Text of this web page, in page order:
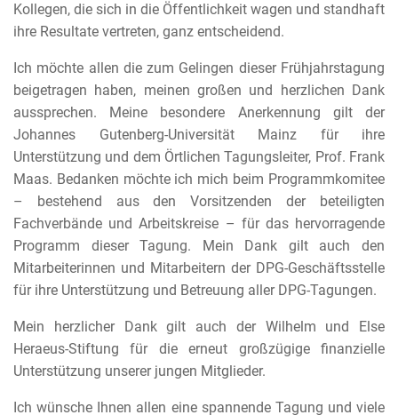
Kollegen, die sich in die Öffentlichkeit wagen und standhaft
ihre Resultate vertreten, ganz entscheidend.
Ich möchte allen die zum Gelingen dieser Frühjahrstagung
beigetragen haben, meinen großen und herzlichen Dank
aussprechen. Meine besondere Anerkennung gilt der
Johannes Gutenberg-Universität Mainz für ihre
Unterstützung und dem Örtlichen Tagungsleiter, Prof. Frank
Maas. Bedanken möchte ich mich beim Programmkomitee
– bestehend aus den Vorsitzenden der beteiligten
Fachverbände und Arbeitskreise – für das hervorragende
Programm dieser Tagung. Mein Dank gilt auch den
Mitarbeiterinnen und Mitarbeitern der DPG-Geschäftsstelle
für ihre Unterstützung und Betreuung aller DPG-Tagungen.
Mein herzlicher Dank gilt auch der Wilhelm und Else
Heraeus-Stiftung für die erneut großzügige finanzielle
Unterstützung unserer jungen Mitglieder.
Ich wünsche Ihnen allen eine spannende Tagung und viele